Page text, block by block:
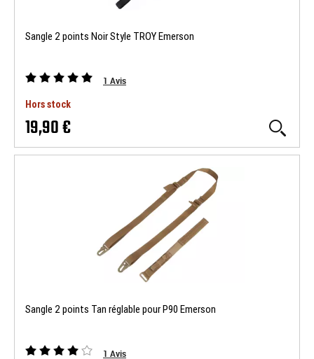
Sangle 2 points Noir Style TROY Emerson
1 Avis
Hors stock
19,90 €
Sangle 2 points Tan réglable pour P90 Emerson
1 Avis